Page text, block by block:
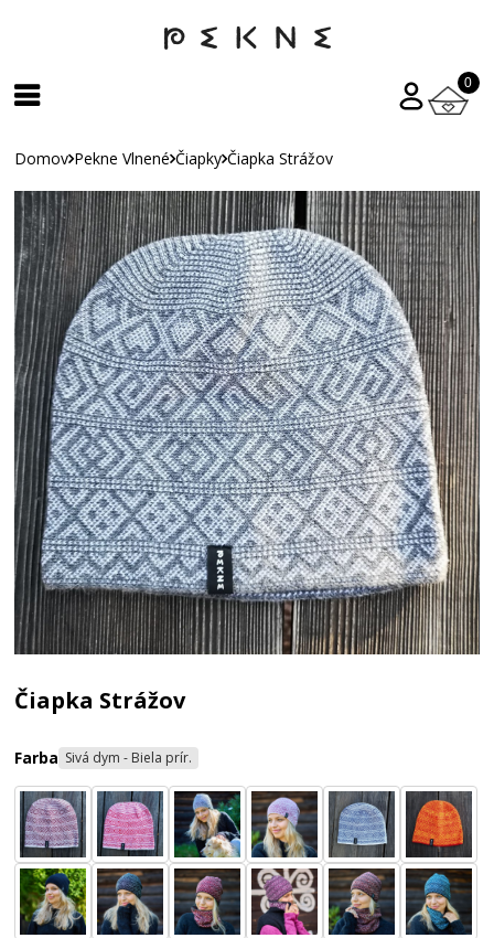
0
Domov Pekne Vlnené Čiapky Čiapka Strážov
Čiapka Strážov
Farba Sivá dym - Biela prír.